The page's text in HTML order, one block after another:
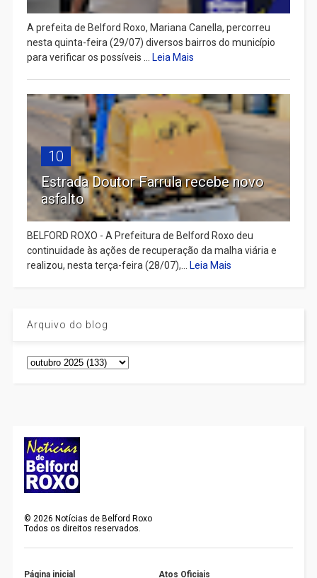
A prefeita de Belford Roxo, Mariana Canella, percorreu
nesta quinta-feira (29/07) diversos bairros do município
para verificar os possíveis ...
Leia Mais
10
Estrada Doutor Farrula recebe novo
asfalto
BELFORD ROXO - A Prefeitura de Belford Roxo deu
continuidade às ações de recuperação da malha viária e
realizou, nesta terça-feira (28/07),...
Leia Mais
Arquivo do blog
©2026 Notícias de Belford Roxo
Todos os direitos reservados.
Página inicial Atos Oficiais